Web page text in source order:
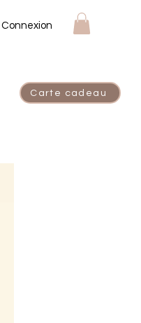
Connexion
Carte cadeau